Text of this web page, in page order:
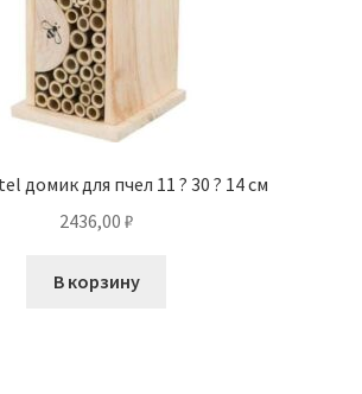
домик для пчел 11 ? 30 ? 14 см
2436,00 ₽
В корзину